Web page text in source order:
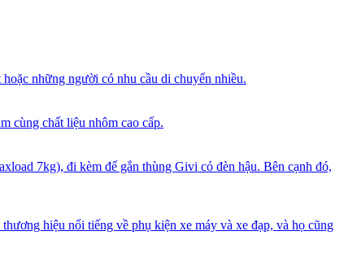
những người có nhu cầu di chuyển nhiều.
cùng chất liệu nhôm cao cấp.
7kg), đi kèm đế gắn thùng Givi có đèn hậu. Bên cạnh đó,
hiệu nổi tiếng về phụ kiện xe máy và xe đạp, và họ cũng